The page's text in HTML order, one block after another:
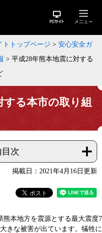
トトップページ > 安心安全ガ
> 平成28年熊本地震に対する
する本市の取り組
次
掲載日：2021年4月16日更新
熊本地方を震源とする最大震度7
きな被害が出ています。犠牲に